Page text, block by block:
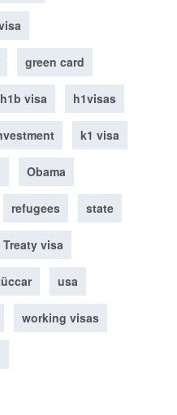
green card
h1b visa h1visas
k1 visa
Obama
refugees state
Treaty visa
usa
working visas